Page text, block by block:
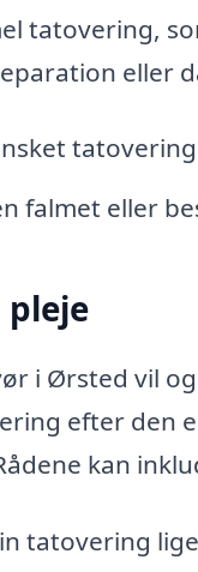
tatovering,
eller
falmet eller
pleje
i Ørsted vil
efter den
kan
tatovering